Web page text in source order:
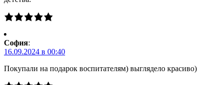
Cофия:
16.09.2024 в 00:40
Покупали на подарок воспитателям) выглядело красиво)